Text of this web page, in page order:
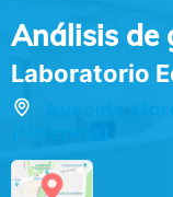
Análisis de
Laboratorio